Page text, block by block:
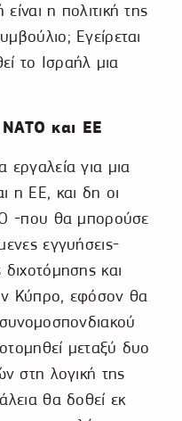
η πολιτική της
Εγείρεται
το Ισραήλ μια
και ΕΕ
για μια
η ΕΕ, και δη οι
-που θα μπορούσε
εγγυήσεις-
διχοτόμησης και
Κύπρο, εφόσον θα
μεταξύ δυο
στη λογική της
θα δοθεί εκ